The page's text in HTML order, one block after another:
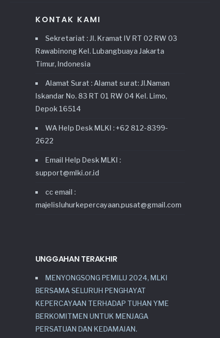
KONTAK KAMI
Sekretariat : Jl. Kramat IV RT 02 RW 03
Rawabinong Kel. Lubangbuaya Jakarta
Timur, Indonesia
Alamat Surat : Alamat surat: Jl.Naman
Iskandar No. 83 RT 01 RW 04 Kel. Limo,
Depok 16514
WA Help Desk MLKI : +62 812-8399-
2622
Email Help Desk MLKI :
support@mlki.or.id
cc email :
majelisluhurkepercayaan.pusat@gmail.com
UNGGAHAN TERAKHIR
MENYONGSONG PEMILU 2024, MLKI
BERSAMA SELURUH PENGHAYAT
KEPERCAYAAN TERHADAP TUHAN YME
BERKOMITMEN UNTUK MENJAGA
PERSATUAN DAN KEDAMAIAN.